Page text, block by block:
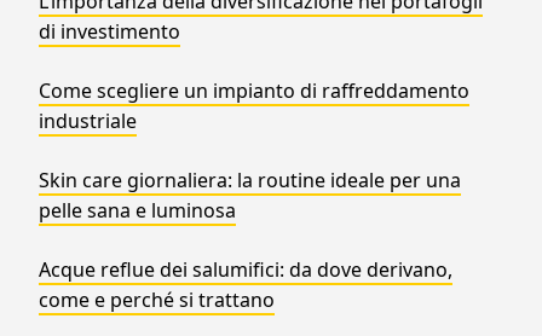
di investimento
Come scegliere un impianto di raffreddamento
industriale
Skin care giornaliera: la routine ideale per una
pelle sana e luminosa
Acque reflue dei salumifici: da dove derivano,
come e perché si trattano